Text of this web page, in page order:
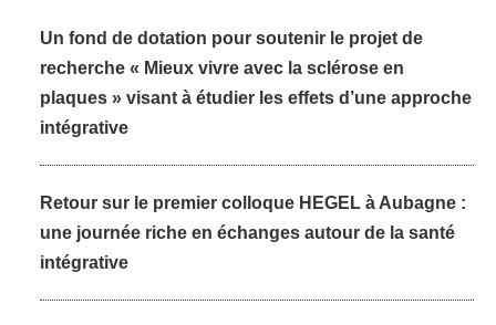
Un fond de dotation pour soutenir le projet de
recherche « Mieux vivre avec la sclérose en
plaques » visant à étudier les effets d’une approche
intégrative
Retour sur le premier colloque HEGEL à Aubagne :
une journée riche en échanges autour de la santé
intégrative